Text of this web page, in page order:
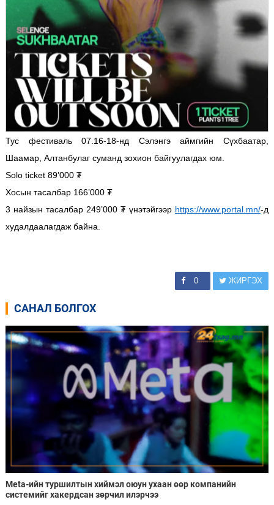
Тус фестиваль 07.16-18-нд Сэлэнгэ аймгийн Сүхбаатар,
Шаамар, Алтанбулаг суманд зохион байгуулагдах юм.
Solo ticket 89’000 ₮
Хосын тасалбар 166’000 ₮
3 найзын тасалбар 249’000 ₮ үнэтэйгээр https://www.portal.mn/-д
худалдаалагдаж байна.
0 ЖИРГЭХ
САНАЛ БОЛГОХ
Meta-ийн туршилтын хиймэл оюун ухаан өөр компанийн
системийг хакердсан зөрчил илэрчээ